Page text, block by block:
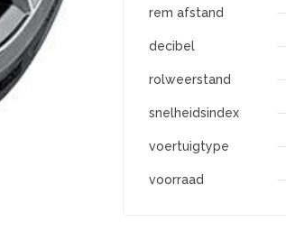
rem afstand
decibel
rolweerstand
snelheidsindex
voertuigtype
voorraad